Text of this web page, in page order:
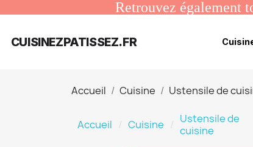
Retrouvez également
CUISINEZPATISSEZ.FR
Accueil Cuisine Ustensile de
Accueil Cuisine
Ustensile de
cuisine